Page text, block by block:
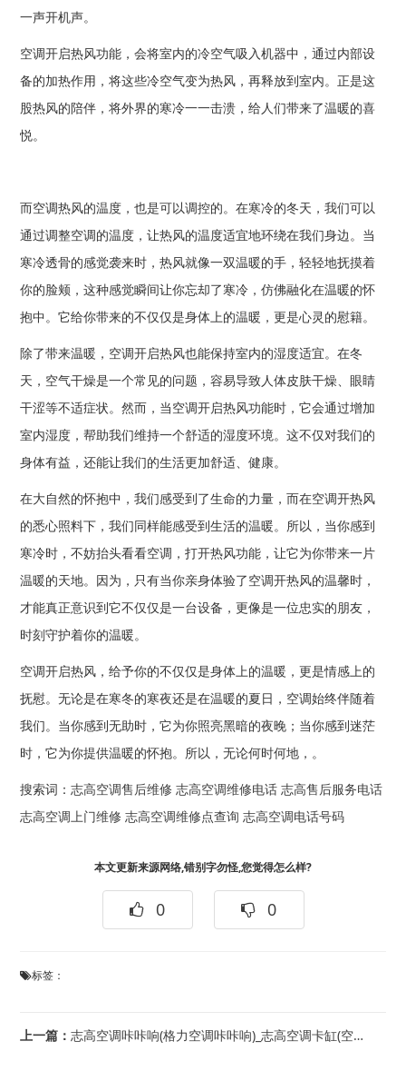
一声开机声。
空调开启热风功能，会将室内的冷空气吸入机器中，通过内部设
备的加热作用，将这些冷空气变为热风，再释放到室内。正是这
股热风的陪伴，将外界的寒冷一一击溃，给人们带来了温暖的喜
悦。
而空调热风的温度，也是可以调控的。在寒冷的冬天，我们可以
通过调整空调的温度，让热风的温度适宜地环绕在我们身边。当
寒冷透骨的感觉袭来时，热风就像一双温暖的手，轻轻地抚摸着
你的脸颊，这种感觉瞬间让你忘却了寒冷，仿佛融化在温暖的怀
抱中。它给你带来的不仅仅是身体上的温暖，更是心灵的慰籍。
除了带来温暖，空调开启热风也能保持室内的湿度适宜。在冬
天，空气干燥是一个常见的问题，容易导致人体皮肤干燥、眼睛
干涩等不适症状。然而，当空调开启热风功能时，它会通过增加
室内湿度，帮助我们维持一个舒适的湿度环境。这不仅对我们的
身体有益，还能让我们的生活更加舒适、健康。
在大自然的怀抱中，我们感受到了生命的力量，而在空调开热风
的悉心照料下，我们同样能感受到生活的温暖。所以，当你感到
寒冷时，不妨抬头看看空调，打开热风功能，让它为你带来一片
温暖的天地。因为，只有当你亲身体验了空调开热风的温馨时，
才能真正意识到它不仅仅是一台设备，更像是一位忠实的朋友，
时刻守护着你的温暖。
空调开启热风，给予你的不仅仅是身体上的温暖，更是情感上的
抚慰。无论是在寒冬的寒夜还是在温暖的夏日，空调始终伴随着
我们。当你感到无助时，它为你照亮黑暗的夜晚；当你感到迷茫
时，它为你提供温暖的怀抱。所以，无论何时何地，。
搜索词：志高空调售后维修 志高空调维修电话 志高售后服务电话
志高空调上门维修 志高空调维修点查询 志高空调电话号码
本文更新来源网络,错别字勿怪,您觉得怎么样?
0 0
标签：
上一篇：志高空调咔咔响(格力空调咔咔响)_志高空调卡缸(空调卡缸怎么补救)